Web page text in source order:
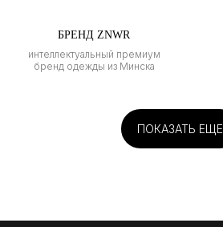
БРЕНД ZNWR
интеллектуальный премиум
бренд одежды из Минска
ПОКАЗАТЬ ЕЩЕ